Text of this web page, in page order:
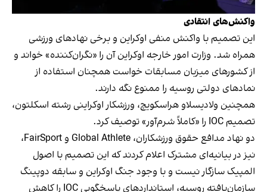
واکنش‌های انتقادی
این تصمیم با واکنش منفی اوکراین و برخی نهادهای ورزشی
همراه شد. وزارت امور خارجه اوکراین آن را «نگران‌کننده» خواند و
از کشورهای میزبان مسابقات خواست همچنان استفاده از
نمادهای دولتی روسیه را ممنوع نگه دارند.
همچنین ولادیسلاو هراسکویچ، ورزشکار اوکراینی رشته اسکلتون،
تصمیم IOC را «کاملاً شرم‌آور» توصیف کرد.
دو نهاد مدافع حقوق ورزشکاران، Global Athlete و FairSport،
نیز در بیانیه‌ای مشترک اعلام کردند که این تصمیم با اصول
المپیک سازگار نیست و با وجود جنگ اوکراین و سابقه دوپینگ
سازمان‌یافته روسیه، استانداردهای پاسخگویی IOC را کاهش